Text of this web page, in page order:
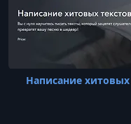
Написание хитовых